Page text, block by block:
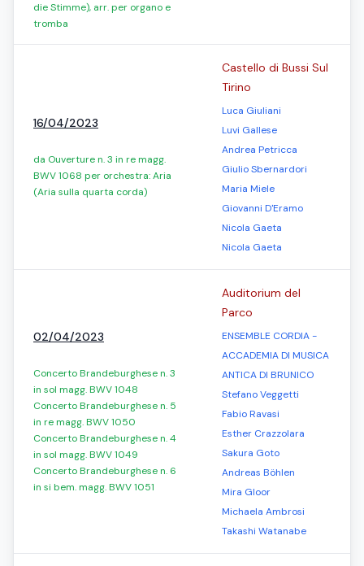
die Stimme), arr. per organo e
tromba
16/04/2023
da Ouverture n. 3 in re magg.
BWV 1068 per orchestra: Aria
(Aria sulla quarta corda)
Castello di Bussi Sul
Tirino
Luca Giuliani
Luvi Gallese
Andrea Petricca
Giulio Sbernardori
Maria Miele
Giovanni D'Eramo
Nicola Gaeta
Nicola Gaeta
02/04/2023
Concerto Brandeburghese n. 3
in sol magg. BWV 1048
Concerto Brandeburghese n. 5
in re magg. BWV 1050
Concerto Brandeburghese n. 4
in sol magg. BWV 1049
Concerto Brandeburghese n. 6
in si bem. magg. BWV 1051
Auditorium del
Parco
ENSEMBLE CORDIA -
ACCADEMIA DI MUSICA
ANTICA DI BRUNICO
Stefano Veggetti
Fabio Ravasi
Esther Crazzolara
Sakura Goto
Andreas Böhlen
Mira Gloor
Michaela Ambrosi
Takashi Watanabe